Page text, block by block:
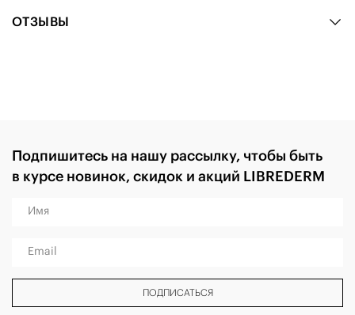
ОТЗЫВЫ
Подпишитесь на нашу рассылку, чтобы быть
в курсе новинок, скидок и акций LIBREDERM
Имя
Email
ПОДПИСАТЬСЯ